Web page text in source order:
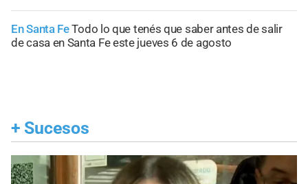
En Santa FeTodo lo que tenés que saber antes de salir
de casa en Santa Fe este jueves 6 de agosto
+ Sucesos